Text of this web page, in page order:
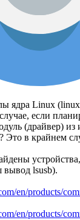
ядра Linux
если
(драйвер) из
Это в крайнем
lsusb).
en/products/
en/products/